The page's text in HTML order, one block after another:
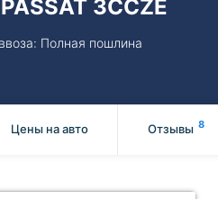
3CCZE
Полная пошлина
Цены на авто Отзывы 8